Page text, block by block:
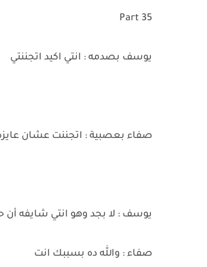
Part 35
يوسف بصدمه : انتي اكيد اتجننتي
صفاء بعصبية : اتجننت عشان
يوسف : لا بجد وهو انتي شايفه أن
صفاء : والله ده بسببك انت